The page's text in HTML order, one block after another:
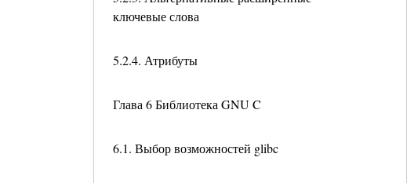
ключевые слова
5.2.4. Атрибуты
Глава 6 Библиотека GNU C
6.1. Выбор возможностей glibc